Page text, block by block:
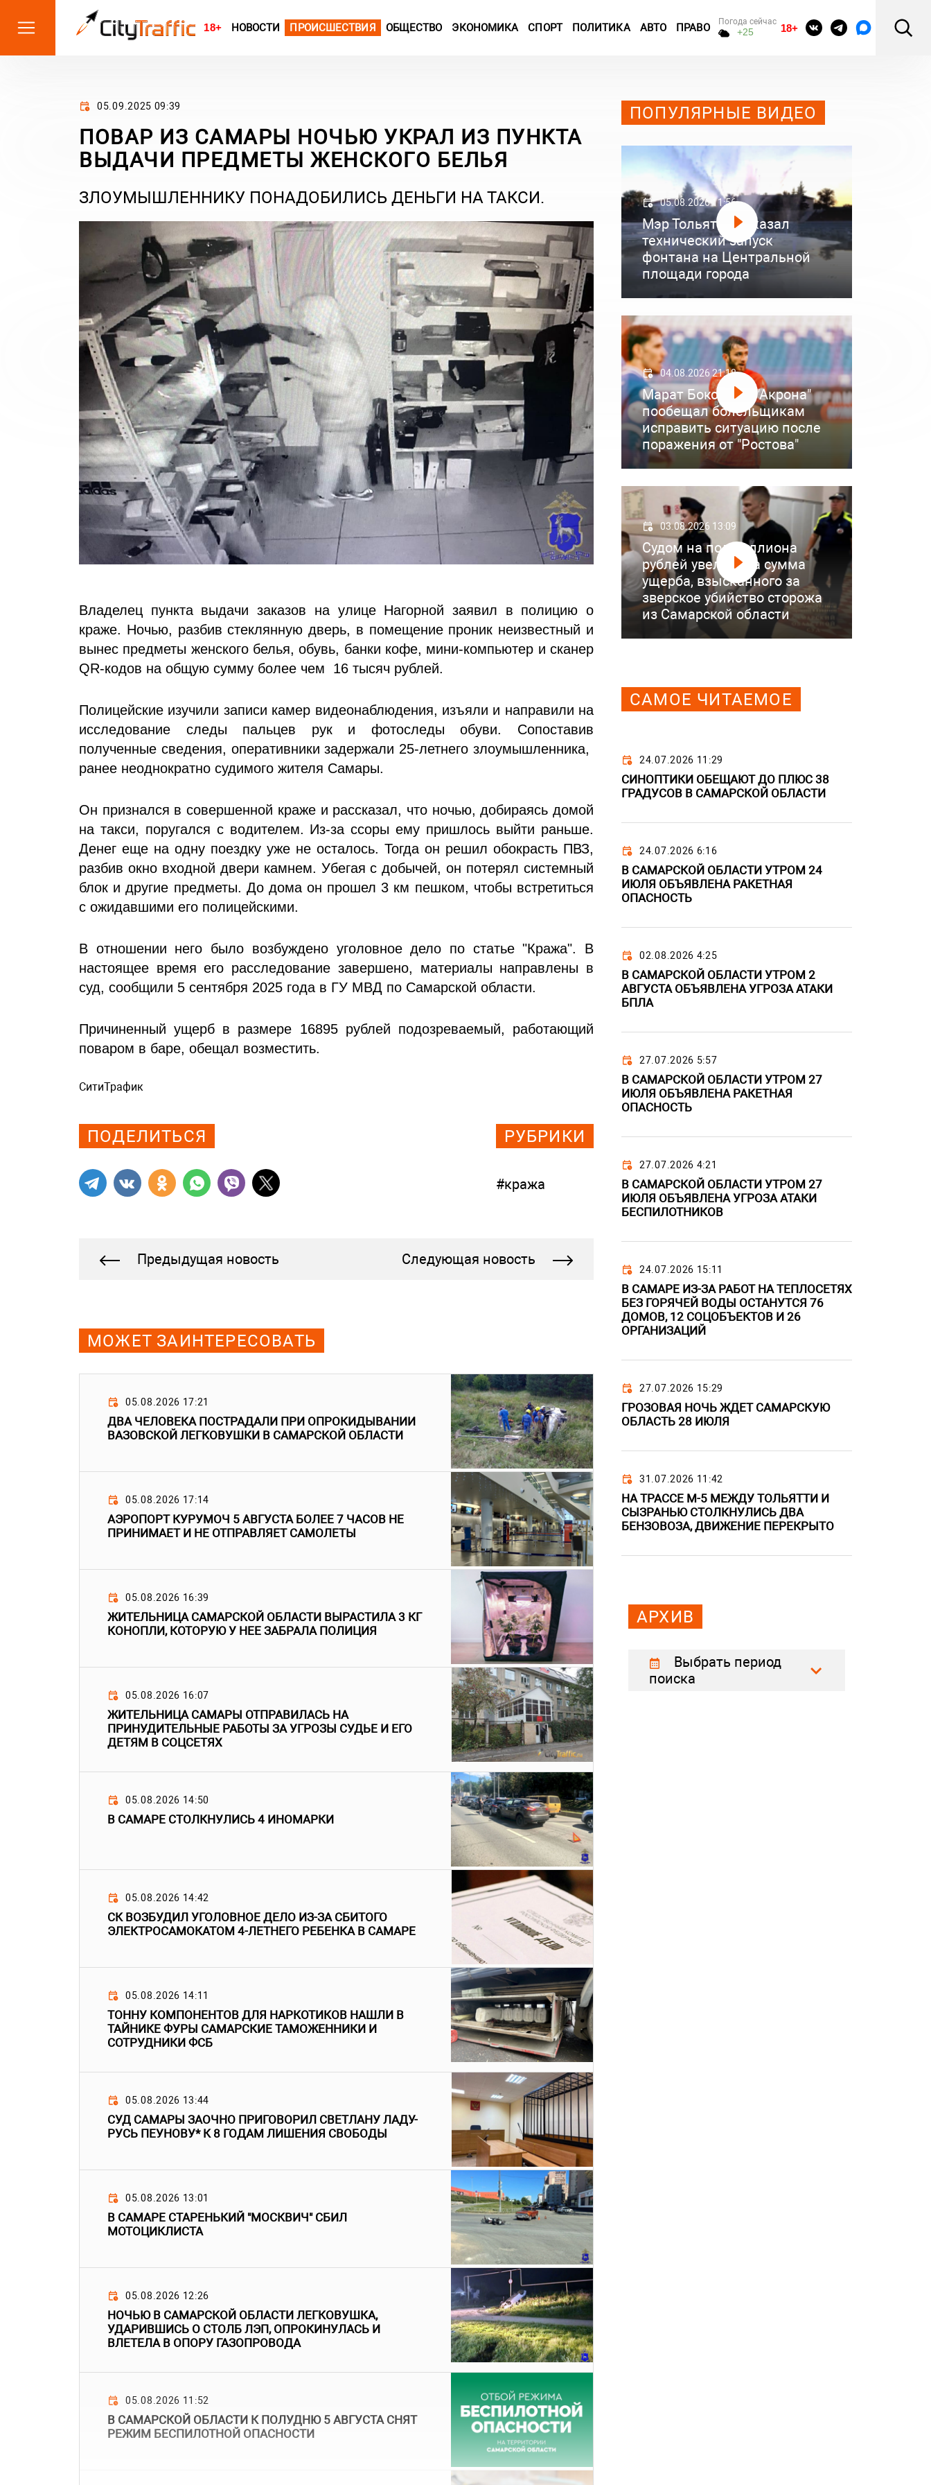
18+ НОВОСТИ ПРОИСШЕСТВИЯ ОБЩЕСТВО ЭКОНОМИКА СПОРТ ПОЛИТИКА АВТО ПРАВО Погода сейчас
+25 18+
05.09.2025 09:39
ПОВАР ИЗ САМАРЫ НОЧЬЮ УКРАЛ ИЗ ПУНКТА
ВЫДАЧИ ПРЕДМЕТЫ ЖЕНСКОГО БЕЛЬЯ
ЗЛОУМЫШЛЕННИКУ ПОНАДОБИЛИСЬ ДЕНЬГИ НА ТАКСИ.
Владелец пункта выдачи заказов на улице Нагорной заявил в полицию о
краже. Ночью, разбив стеклянную дверь, в помещение проник неизвестный и
вынес предметы женского белья, обувь, банки кофе, мини-компьютер и сканер
QR-кодов на общую сумму более чем 16 тысяч рублей.
Полицейские изучили записи камер видеонаблюдения, изъяли и направили на
исследование следы пальцев рук и фотоследы обуви. Сопоставив
полученные сведения, оперативники задержали 25-летнего злоумышленника,
ранее неоднократно судимого жителя Самары.
Он признался в совершенной краже и рассказал, что ночью, добираясь домой
на такси, поругался с водителем. Из-за ссоры ему пришлось выйти раньше.
Денег еще на одну поездку уже не осталось. Тогда он решил обокрасть ПВЗ,
разбив окно входной двери камнем. Убегая с добычей, он потерял системный
блок и другие предметы. До дома он прошел 3 км пешком, чтобы встретиться
с ожидавшими его полицейскими.
В отношении него было возбуждено уголовное дело по статье "Кража". В
настоящее время его расследование завершено, материалы направлены в
суд, сообщили 5 сентября 2025 года в ГУ МВД по Самарской области.
Причиненный ущерб в размере 16895 рублей подозреваемый, работающий
поваром в баре, обещал возместить.
СитиТрафик
ПОДЕЛИТЬСЯ РУБРИКИ
#кража
Предыдущая новость Следующая новость
МОЖЕТ ЗАИНТЕРЕСОВАТЬ
05.08.2026 17:21
ДВА ЧЕЛОВЕКА ПОСТРАДАЛИ ПРИ ОПРОКИДЫВАНИИ
ВАЗОВСКОЙ ЛЕГКОВУШКИ В САМАРСКОЙ ОБЛАСТИ
05.08.2026 17:14
АЭРОПОРТ КУРУМОЧ 5 АВГУСТА БОЛЕЕ 7 ЧАСОВ НЕ
ПРИНИМАЕТ И НЕ ОТПРАВЛЯЕТ САМОЛЕТЫ
05.08.2026 16:39
ЖИТЕЛЬНИЦА САМАРСКОЙ ОБЛАСТИ ВЫРАСТИЛА 3 КГ
КОНОПЛИ, КОТОРУЮ У НЕЕ ЗАБРАЛА ПОЛИЦИЯ
05.08.2026 16:07
ЖИТЕЛЬНИЦА САМАРЫ ОТПРАВИЛАСЬ НА
ПРИНУДИТЕЛЬНЫЕ РАБОТЫ ЗА УГРОЗЫ СУДЬЕ И ЕГО
ДЕТЯМ В СОЦСЕТЯХ
05.08.2026 14:50
В САМАРЕ СТОЛКНУЛИСЬ 4 ИНОМАРКИ
05.08.2026 14:42
СК ВОЗБУДИЛ УГОЛОВНОЕ ДЕЛО ИЗ-ЗА СБИТОГО
ЭЛЕКТРОСАМОКАТОМ 4-ЛЕТНЕГО РЕБЕНКА В САМАРЕ
05.08.2026 14:11
ТОННУ КОМПОНЕНТОВ ДЛЯ НАРКОТИКОВ НАШЛИ В
ТАЙНИКЕ ФУРЫ САМАРСКИЕ ТАМОЖЕННИКИ И
СОТРУДНИКИ ФСБ
05.08.2026 13:44
СУД САМАРЫ ЗАОЧНО ПРИГОВОРИЛ СВЕТЛАНУ ЛАДУ-
РУСЬ ПЕУНОВУ* К 8 ГОДАМ ЛИШЕНИЯ СВОБОДЫ
05.08.2026 13:01
В САМАРЕ СТАРЕНЬКИЙ "МОСКВИЧ" СБИЛ
МОТОЦИКЛИСТА
05.08.2026 12:26
НОЧЬЮ В САМАРСКОЙ ОБЛАСТИ ЛЕГКОВУШКА,
УДАРИВШИСЬ О СТОЛБ ЛЭП, ОПРОКИНУЛАСЬ И
ВЛЕТЕЛА В ОПОРУ ГАЗОПРОВОДА
05.08.2026 11:52
В САМАРСКОЙ ОБЛАСТИ К ПОЛУДНЮ 5 АВГУСТА СНЯТ
РЕЖИМ БЕСПИЛОТНОЙ ОПАСНОСТИ
ПОПУЛЯРНЫЕ ВИДЕО
05.08.2026 11:56
Мэр Тольятти показал
технический запуск
фонтана на Центральной
площади города
04.08.2026 21:18
Марат Бокоев из "Акрона"
пообещал болельщикам
исправить ситуацию после
поражения от "Ростова"
03.08.2026 13:09
Судом на полмиллиона
рублей увеличена сумма
ущерба, взысканного за
зверское убийство сторожа
из Самарской области
САМОЕ ЧИТАЕМОЕ
24.07.2026 11:29
СИНОПТИКИ ОБЕЩАЮТ ДО ПЛЮС 38
ГРАДУСОВ В САМАРСКОЙ ОБЛАСТИ
24.07.2026 6:16
В САМАРСКОЙ ОБЛАСТИ УТРОМ 24
ИЮЛЯ ОБЪЯВЛЕНА РАКЕТНАЯ
ОПАСНОСТЬ
02.08.2026 4:25
В САМАРСКОЙ ОБЛАСТИ УТРОМ 2
АВГУСТА ОБЪЯВЛЕНА УГРОЗА АТАКИ
БПЛА
27.07.2026 5:57
В САМАРСКОЙ ОБЛАСТИ УТРОМ 27
ИЮЛЯ ОБЪЯВЛЕНА РАКЕТНАЯ
ОПАСНОСТЬ
27.07.2026 4:21
В САМАРСКОЙ ОБЛАСТИ УТРОМ 27
ИЮЛЯ ОБЪЯВЛЕНА УГРОЗА АТАКИ
БЕСПИЛОТНИКОВ
24.07.2026 15:11
В САМАРЕ ИЗ-ЗА РАБОТ НА ТЕПЛОСЕТЯХ
БЕЗ ГОРЯЧЕЙ ВОДЫ ОСТАНУТСЯ 76
ДОМОВ, 12 СОЦОБЪЕКТОВ И 26
ОРГАНИЗАЦИЙ
27.07.2026 15:29
ГРОЗОВАЯ НОЧЬ ЖДЕТ САМАРСКУЮ
ОБЛАСТЬ 28 ИЮЛЯ
31.07.2026 11:42
НА ТРАССЕ М-5 МЕЖДУ ТОЛЬЯТТИ И
СЫЗРАНЬЮ СТОЛКНУЛИСЬ ДВА
БЕНЗОВОЗА, ДВИЖЕНИЕ ПЕРЕКРЫТО
АРХИВ
Выбрать период
поиска